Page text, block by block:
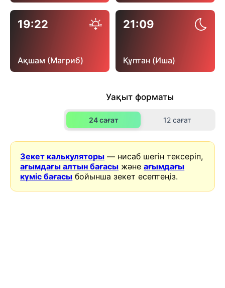
19:22
Ақшам (Магриб)
21:09
Құптан (Иша)
Уақыт форматы
24 сағат 12 сағат
Зекет калькуляторы — нисаб шегін тексеріп,
ағымдағы алтын бағасы жәнеағымдағы
күміс бағасы бойынша зекет есептеңіз.